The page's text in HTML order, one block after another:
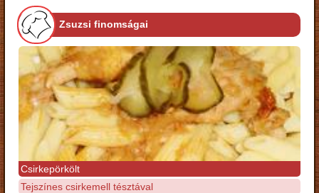
Zsuzsi finomságai
Csirkepörkölt
Tejszínes csirkemell tésztával